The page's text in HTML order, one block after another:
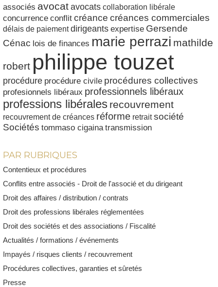
associés avocatavocats collaboration libérale
concurrence conflit créance créances commerciales
délais de paiement dirigeants expertise Gersende
Cénac lois de finances marie perrazi mathilde
robert philippe touzet
procédure procédure civile procédures collectives
profesionnels libéraux professionnels libéraux
professions libérales recouvrement
recouvrement de créances réforme retrait société
Sociétés tommaso cigaina transmission
PAR RUBRIQUES
Contentieux et procédures
Conflits entre associés - Droit de l'associé et du dirigeant
Droit des affaires / distribution / contrats
Droit des professions libérales réglementées
Droit des sociétés et des associations / Fiscalité
Actualités / formations / événements
Impayés / risques clients / recouvrement
Procédures collectives, garanties et sûretés
Presse